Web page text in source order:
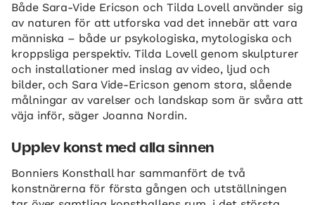
Både Sara-Vide Ericson och Tilda Lovell använder sig
av naturen för att utforska vad det innebär att vara
människa – både ur psykologiska, mytologiska och
kroppsliga perspektiv. Tilda Lovell genom skulpturer
och installationer med inslag av video, ljud och
bilder, och Sara Vide-Ericson genom stora, slående
målningar av varelser och landskap som är svåra att
väja inför, säger Joanna Nordin.
Upplev konst med alla sinnen
Bonniers Konsthall har sammanfört de två
konstnärerna för första gången och utställningen